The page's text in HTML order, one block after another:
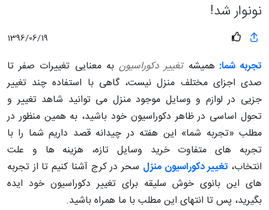
نونوار شد!
1396/06/19
تجربه شما: همیشهتغییر دکوراسیونبه معنایی تغییرات صفر تا
صدی اجزای مختلف منزل نیست، گاهی با استفاده چند تغییر
جزیی در لوازم و وسایل موجود منزل می توانید شاهد تغییر و
تحول اساسی در ظاهر دکوراسیون خود باشید، به همین منظور در
مطلب «تجربه شما» این هفته در چیدانه قصد داریم شما را با
تجربه های متفاوت خرید وسایل تازه، هزینه ها و علت
انتخاب، تغییر دکوراسیون منزل سحر در کرج آشنا کنیم تا از تجربه
های این بانوی خوش سلیقه برای تغییر دکوراسیون خود ایده
بگیرید، پس تا انتهای این مطلب با ما همراه باشید.